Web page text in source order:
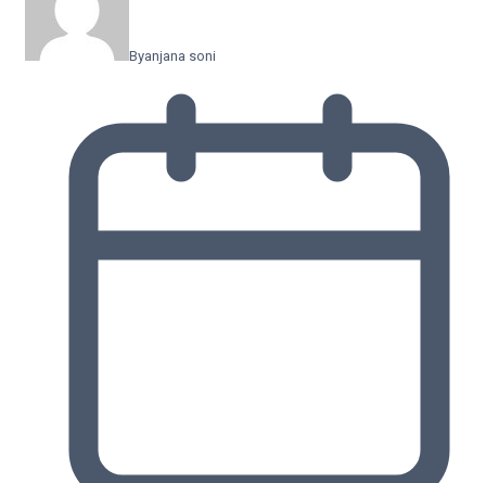
Byanjana soni